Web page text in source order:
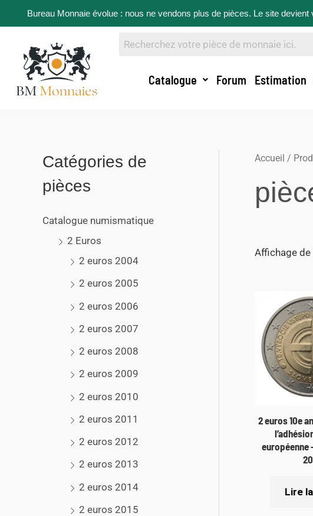
Bureau Monnaie évolue : nous ne vendons plus de pièces. Le site
Catalogue Forum Estimation
Catégories de
pièces
Catalogue numismatique
2 Euros
2 euros 2004
2 euros 2005
2 euros 2006
2 euros 2007
2 euros 2008
2 euros 2009
2 euros 2010
2 euros 2011
2 euros 2012
2 euros 2013
2 euros 2014
2 euros 2015
Accueil /
Affichage
2 euros 10e
européenne
Lire